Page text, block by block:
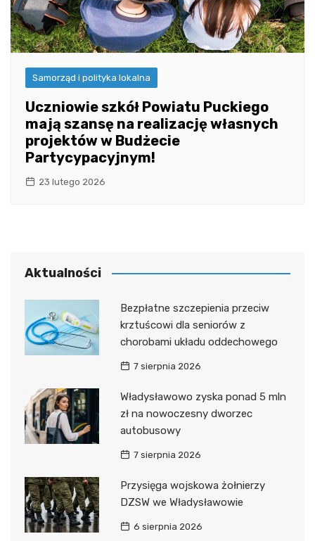
Samorząd i polityka lokalna
Uczniowie szkół Powiatu Puckiego
mają szansę na realizację własnych
projektów w Budżecie
Partycypacyjnym!
23 lutego 2026
Aktualności
Bezpłatne szczepienia przeciw
krztuścowi dla seniorów z
chorobami układu oddechowego
7 sierpnia 2026
Władysławowo zyska ponad 5 mln
zł na nowoczesny dworzec
autobusowy
7 sierpnia 2026
Przysięga wojskowa żołnierzy
DZSW we Władysławowie
6 sierpnia 2026